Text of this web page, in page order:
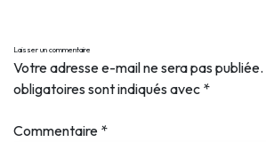
Laisser un commentaire
Votre adresse e-mail ne sera pas publiée.
obligatoires sont indiqués avec *
Commentaire *